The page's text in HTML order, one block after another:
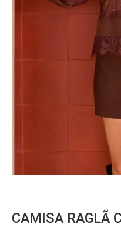
CAMISA RAGLÃ